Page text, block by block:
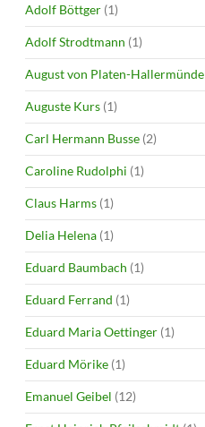
Adolf Böttger (1)
Adolf Strodtmann (1)
August von Platen-Hallermünde
Auguste Kurs (1)
Carl Hermann Busse (2)
Caroline Rudolphi (1)
Claus Harms (1)
Delia Helena (1)
Eduard Baumbach (1)
Eduard Ferrand (1)
Eduard Maria Oettinger (1)
Eduard Mörike (1)
Emanuel Geibel (12)